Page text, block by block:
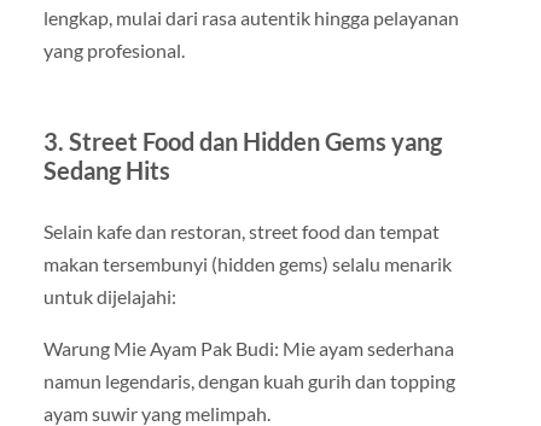
lengkap, mulai dari rasa autentik hingga pelayanan
yang profesional.
3. Street Food dan Hidden Gems yang
Sedang Hits
Selain kafe dan restoran, street food dan tempat
makan tersembunyi (hidden gems) selalu menarik
untuk dijelajahi:
Warung Mie Ayam Pak Budi: Mie ayam sederhana
namun legendaris, dengan kuah gurih dan topping
ayam suwir yang melimpah.